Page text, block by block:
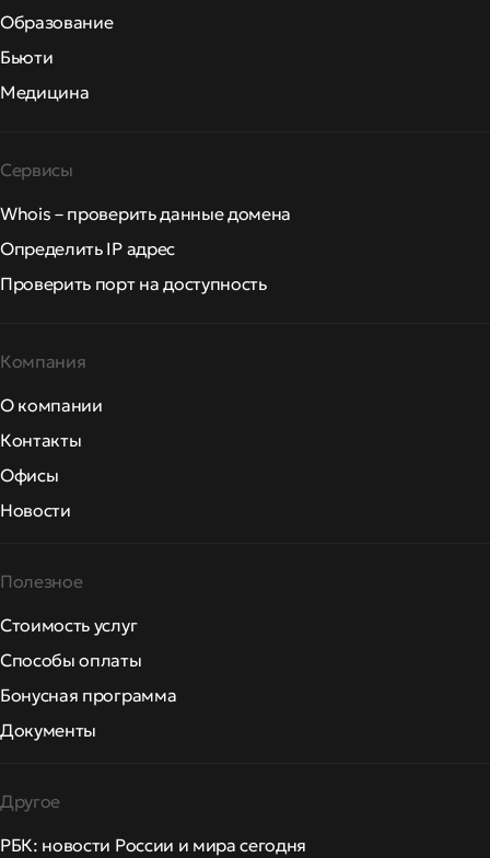
Образование
Бьюти
Медицина
Сервисы
Whois – проверить данные домена
Определить IP адрес
Проверить порт на доступность
Компания
О компании
Контакты
Офисы
Новости
Полезное
Стоимость услуг
Способы оплаты
Бонусная программа
Документы
Другое
РБК: новости России и мира сегодня